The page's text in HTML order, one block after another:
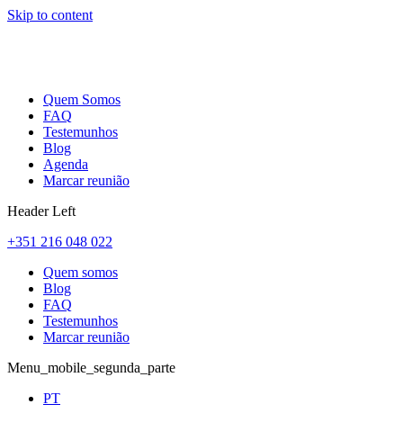
Skip to content
Quem Somos
FAQ
Testemunhos
Blog
Agenda
Marcar reunião
Header Left
+351 216 048 022
Quem somos
Blog
FAQ
Testemunhos
Marcar reunião
Menu_mobile_segunda_parte
PT